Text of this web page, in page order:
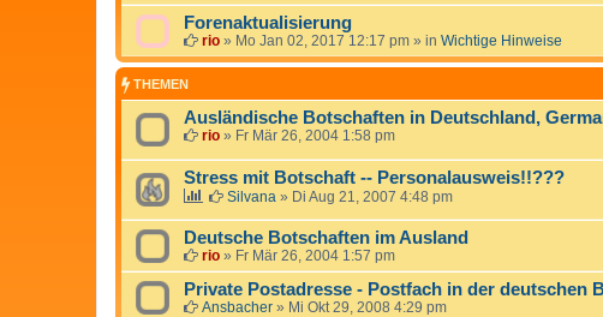
Forenaktualisierung
rio » Mo Jan 02, 2017 12:17 pm » in Wichtige Hinweise
THEMEN
Ausländische Botschaften in Deutschland,
rio » Fr Mär 26, 2004 1:58 pm
Stress mit Botschaft -- Personalausweis!!???
Silvana » Di Aug 21, 2007 4:48 pm
Deutsche Botschaften im Ausland
rio » Fr Mär 26, 2004 1:57 pm
Private Postadresse - Postfach in der deutschen
Ansbacher » Mi Okt 29, 2008 4:29 pm